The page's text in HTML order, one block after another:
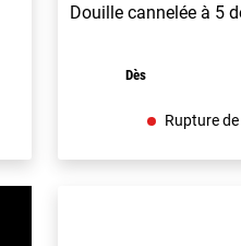
Douille cannelée à 5
Dès
Rupture